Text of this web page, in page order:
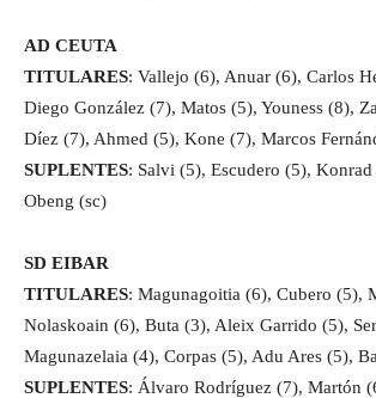
AD CEUTA
TITULARES: Vallejo (6), Anuar (6), Carlos
Diego González (7), Matos (5), Youness (8),
Díez (7), Ahmed (5), Kone (7), Marcos
SUPLENTES: Salvi (5), Escudero (5),
Obeng (sc)
SD EIBAR
TITULARES: Magunagoitia (6), Cubero (5),
Nolaskoain (6), Buta (3), Aleix Garrido (5),
Magunazelaia (4), Corpas (5), Adu Ares (5),
SUPLENTES: Álvaro Rodríguez (7), Martón